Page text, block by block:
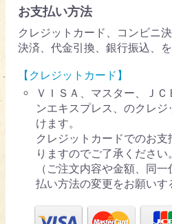
お支払い方法
クレジットカード、コンビニ
決済、代金引換、銀行振込、
【クレジットカード】
ＶＩＳＡ、マスター、Ｊ
ンエキスプレス、のクレ
けます。
クレジットカードでのお
りますのでご了承ください。
（ご注文内容や金額、同
払い方法の変更をお願いす